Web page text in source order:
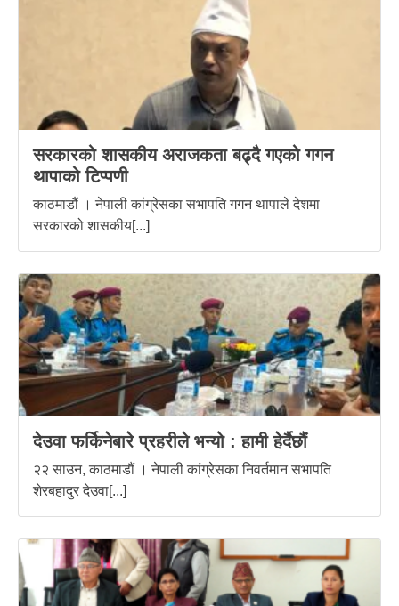
सरकारको शासकीय अराजकता बढ्दै गएको गगन
थापाको टिप्पणी
काठमाडौं । नेपाली कांग्रेसका सभापति गगन थापाले देशमा
सरकारको शासकीय[...]
देउवा फर्किनेबारे प्रहरीले भन्यो : हामी हेर्दैछौं
२२ साउन, काठमाडौं । नेपाली कांग्रेसका निवर्तमान सभापति
शेरबहादुर देउवा[...]